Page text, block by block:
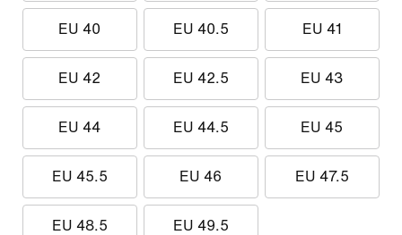
EU 40 EU 40.5 EU 41
EU 42 EU 42.5 EU 43
EU 44 EU 44.5 EU 45
EU 45.5 EU 46 EU 47.5
EU 48.5 EU 49.5